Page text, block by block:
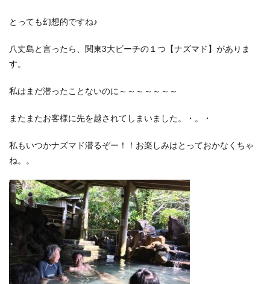
とっても幻想的ですね♪
八丈島と言ったら、関東3大ビーチの１つ【ナズマド】がありま
す。
私はまだ潜ったことないのに～～～～～～～
またまたお客様に先を越されてしまいました。・。・
私もいつかナズマド潜るぞー！！お楽しみはとっておかなくちゃ
ね。。